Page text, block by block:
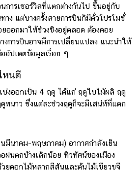
นการเซอร์วิสที่แตกต่างกันไป ขึ้นอยู่กับ
าง แต่บางครั้งสายการบินก็มีตั๋วโปรโมชั่
ยออกมาให้ช่วงชิงอยู่ตลอด ต้องคอย
งการบินอาจมีการเปลี่ยนแปลง แนะนำให้
อัปเดตข้อมูลเรื่อย ๆ
หนดี
อกเป็น 4 ฤดู ได้แก่ ฤดูใบไม้ผลิ ฤดู
หนาว ซึ่งแต่ละช่วงฤดูก็จะมีเสน่ห์ที่แตก
มีนาคม-พฤษภาคม) อากาศกำลังเย็น
ฝนตกบ้างเล็กน้อย ทิวทัศน์ของเมือง
วยดอกไม้หลากสีสันและต้นไม้เขียวขจี